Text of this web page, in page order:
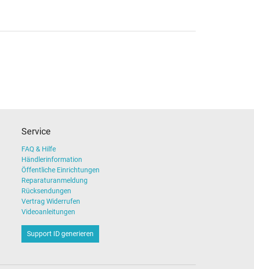
Service
FAQ & Hilfe
Händlerinformation
Öffentliche Einrichtungen
Reparaturanmeldung
Rücksendungen
Vertrag Widerrufen
Videoanleitungen
Support ID generieren